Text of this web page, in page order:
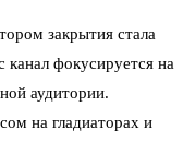
закрытия стала
канал фокусируется на
аудитории.
на гладиаторах и